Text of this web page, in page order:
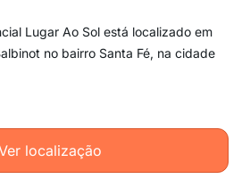
Lugar Ao Sol está localizado em
no bairro Santa Fé, na cidade
localização